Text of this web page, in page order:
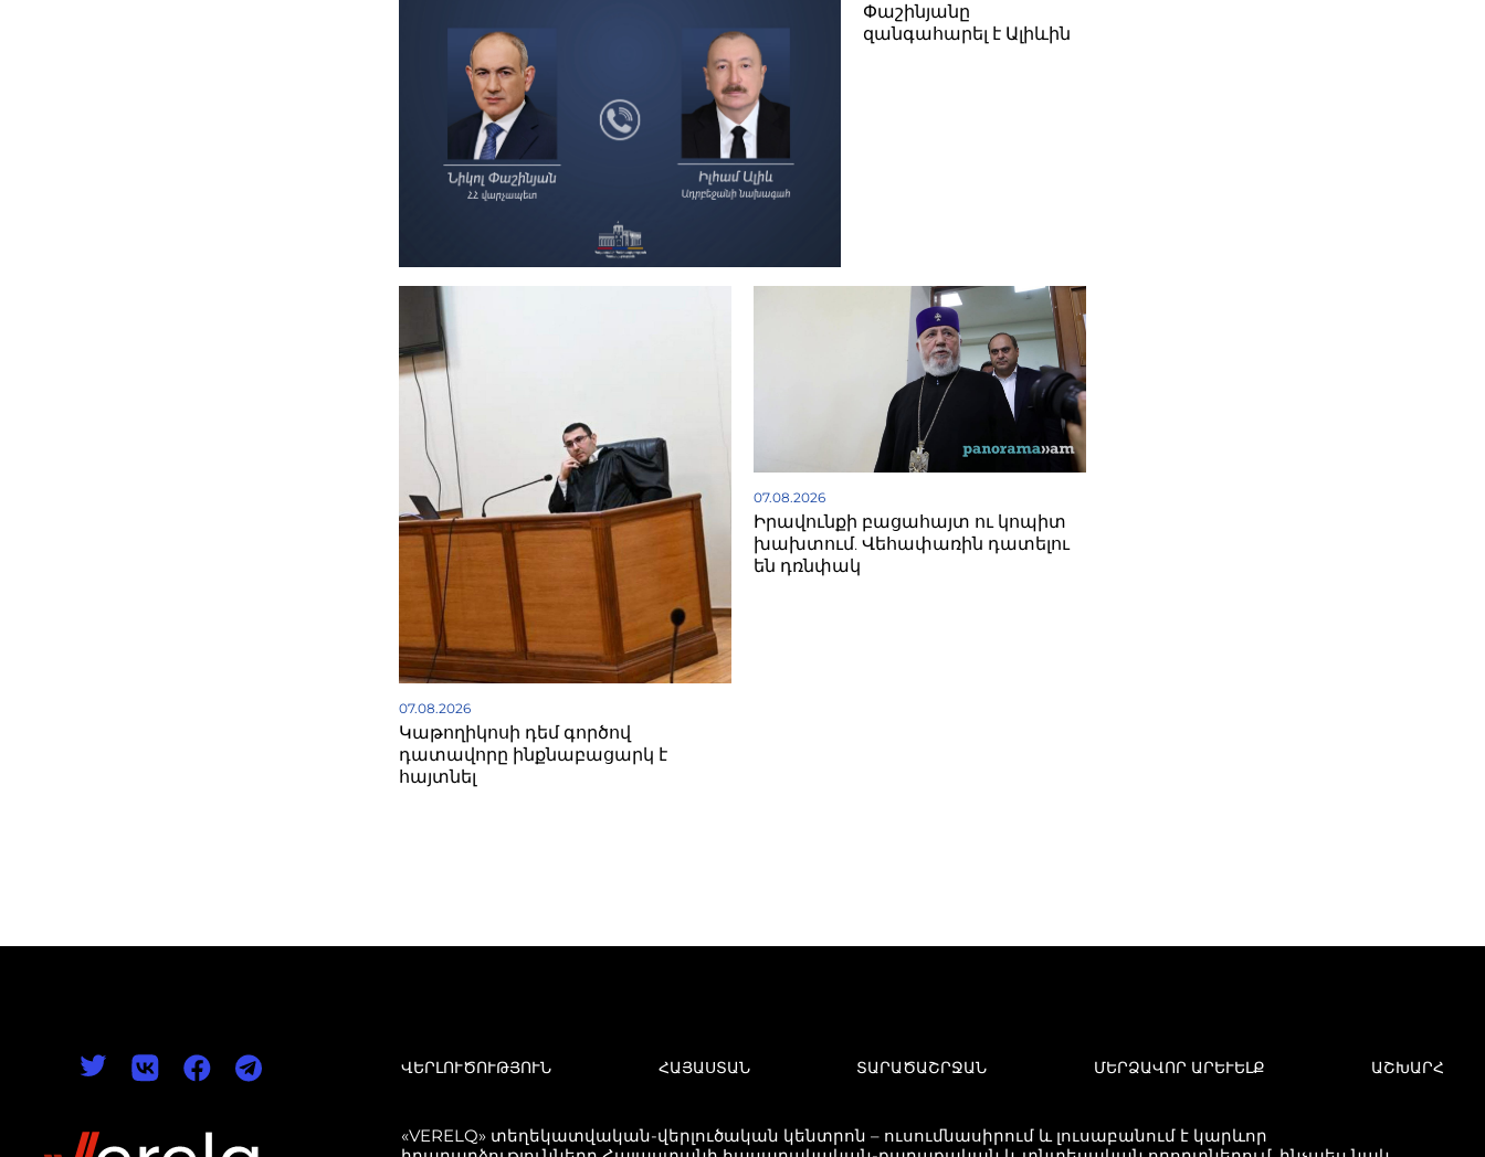
Փաշինյանը
զանգահարել է Ալիևին
07.08.2026
Կաթողիկոսի դեմ գործով
դատավորը ինքնաբացարկ է
հայտնել
07.08.2026
Իրավունքի բացահայտ ու կոպիտ
խախտում. Վեհափառին դատելու
են դռնփակ
ՎԵՐԼՈՒԾՈՒԹՅՈՒՆ ՀԱՅԱՍՏԱՆ ՏԱՐԱԾԱՇՐՋԱՆ ՄԵՐՁԱՎՈՐ ԱՐԵՒԵԼՔ ԱՇԽԱՐՀ
«VERELQ» տեղեկատվական-վերլուծական կենտրոն – ուսումնասիրում և լուսաբանում է կարևոր